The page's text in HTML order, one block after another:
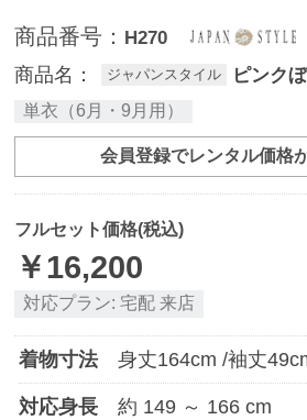
商品番号： H270
商品名： ジャパンスタイル ピンク
単衣（6月・9月用）
会員登録でレンタル価格
フルセット価格(税込)
￥16,200
対応プラン: 宅配 来店
着物寸法 身丈164cm /袖丈49
対応身長 約 149 ～ 166 cm